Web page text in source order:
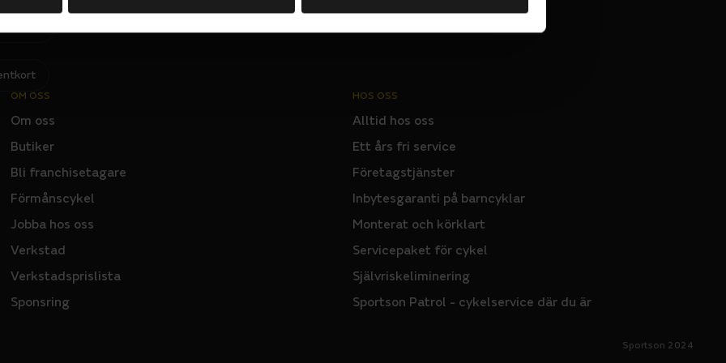
N
U
OM OSS
Om oss
Butiker
Bli franchisetagare
Förmånscykel
Jobba hos oss
Verkstad
Verkstadsprislista
Sponsring
HOS OSS
Alltid hos oss
Ett års fri service
Företagstjänster
Inbytesgaranti på barncyklar
Monterat och körklart
Servicepaket för cykel
Självriskeliminering
Sportson Patrol - cykelservice där du är
Sportson 2024